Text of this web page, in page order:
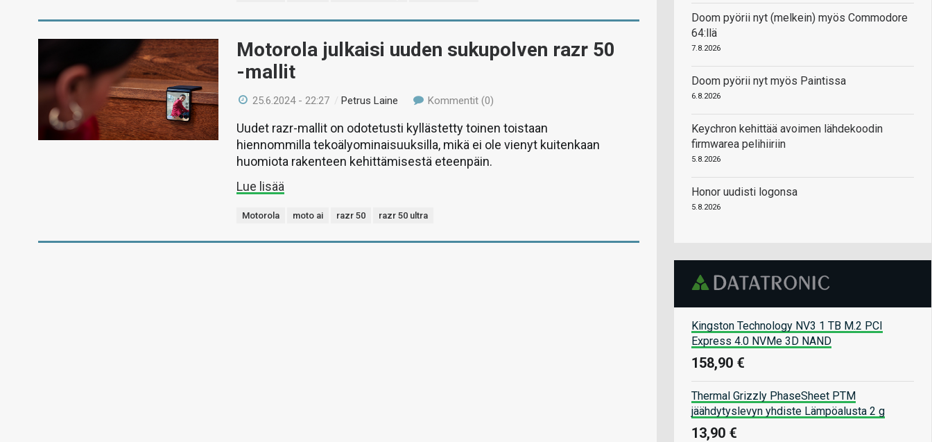
Motorola julkaisi uuden sukupolven razr 50
-mallit
25.6.2024 - 22:27 /Petrus Laine Kommentit (0)
Uudet razr-mallit on odotetusti kyllästetty toinen toistaan
hiennommilla tekoälyominaisuuksilla, mikä ei ole vienyt kuitenkaan
huomiota rakenteen kehittämisestä eteenpäin.
Lue lisää
Motorola moto ai razr 50 razr 50 ultra
Doom pyörii nyt (melkein) myös Commodore
64:llä
7.8.2026
Doom pyörii nyt myös Paintissa
6.8.2026
Keychron kehittää avoimen lähdekoodin
firmwarea pelihiiriin
5.8.2026
Honor uudisti logonsa
5.8.2026
Kingston Technology NV3 1 TB M.2 PCI
Express 4.0 NVMe 3D NAND
158,90 €
Thermal Grizzly PhaseSheet PTM
jäähdytyslevyn yhdiste Lämpöalusta 2 g
13,90 €